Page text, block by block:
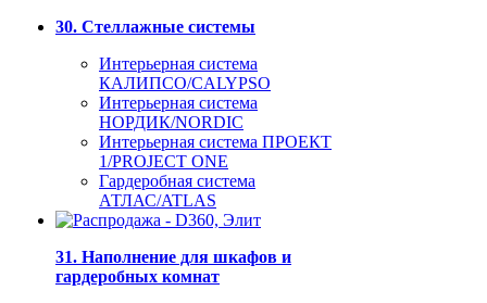
30. Стеллажные системы
Интерьерная система
КАЛИПСО/CALYPSO
Интерьерная система
НОРДИК/NORDIC
Интерьерная система ПРОЕКТ
1/PROJECT ONE
Гардеробная система
АТЛАС/ATLAS
31. Наполнение для шкафов и
гардеробных комнат